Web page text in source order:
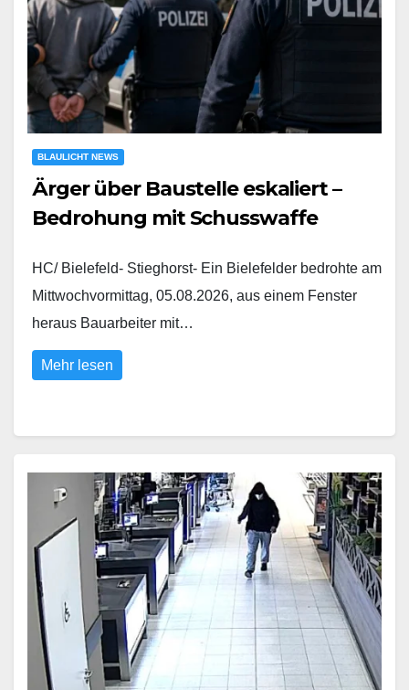
BLAULICHT NEWS
Ärger über Baustelle eskaliert –
Bedrohung mit Schusswaffe
HC/ Bielefeld- Stieghorst- Ein Bielefelder bedrohte am
Mittwochvormittag, 05.08.2026, aus einem Fenster
heraus Bauarbeiter mit…
Mehr lesen